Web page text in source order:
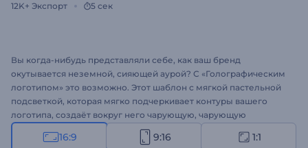
12K+ Экспорт 5 сек
Вы когда-нибудь представляли себе, как ваш бренд
окутывается неземной, сияющей аурой? С «Голографическим
логотипом» это возможно. Этот шаблон с мягкой пастельной
подсветкой, которая мягко подчеркивает контуры вашего
логотипа, создаёт вокруг него чарующую, чарующую
атмосферу. Настройка проста и понятна — загрузите логотип,
введите слоган и выберите любимую фоновую музыку.
16:9 9:16 1:1